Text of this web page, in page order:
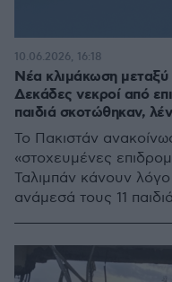
Νέα κλιμάκωση μεταξύ
Δεκάδες νεκροί από
παιδιά σκοτώθηκαν,
Το Πακιστάν
«στοχευμένες
Ταλιμπάν κάνουν
ανάμεσά τους 11 παιδιά
10.06.2026, 16:18